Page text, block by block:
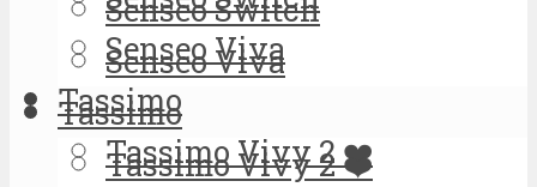
Senseo Viva
Tassimo
Tassimo Vivy 2 ❤️
Senseo Switch
Senseo Viva
Tassimo
Tassimo Vivy 2 ❤️